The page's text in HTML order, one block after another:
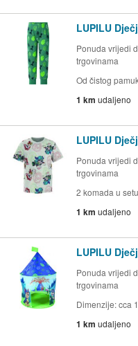
LUPILU
Ponuda vrijedi
trgovinama
Od čistog
1 km udaljeno
LUPILU
Ponuda vrijedi
trgovinama
2 komada u
1 km udaljeno
LUPILU
Ponuda vrijedi
trgovinama
Dimenzije: cca
1 km udaljeno